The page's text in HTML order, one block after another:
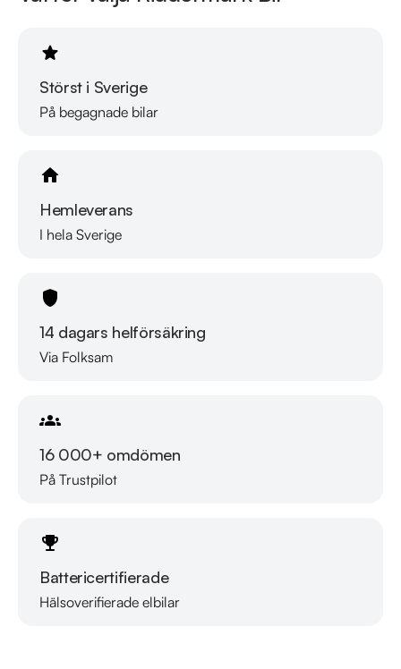
Störst i Sverige
På begagnade bilar
Hemleverans
I hela Sverige
14 dagars helförsäkring
Via Folksam
16 000+ omdömen
På Trustpilot
Battericertifierade
Hälsoverifierade elbilar
Läs mer om oss